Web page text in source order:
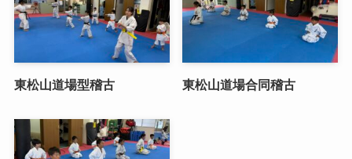
東松山道場型稽古 東松山道場合同稽古